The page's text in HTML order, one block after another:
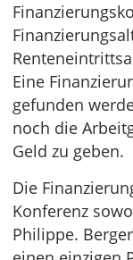
Eine
gefunden
noch die
Geld zu geben.
Die
Konferenz
Philippe.